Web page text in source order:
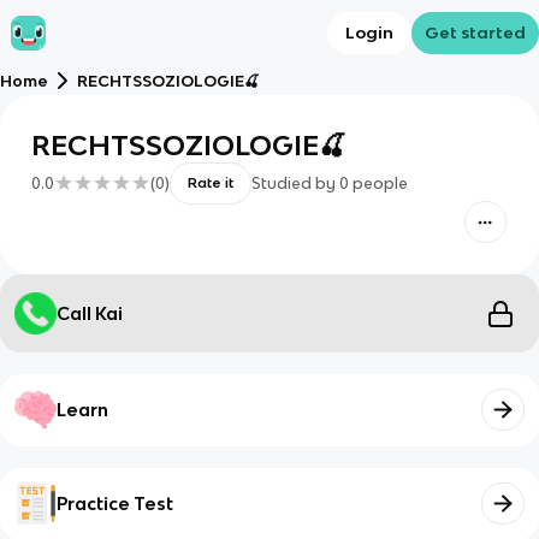
Login Get started
Home RECHTSSOZIOLOGIE🍒
RECHTSSOZIOLOGIE🍒
0.0 (0) Rate it Studied by 0 people
Call Kai
Learn
Practice Test